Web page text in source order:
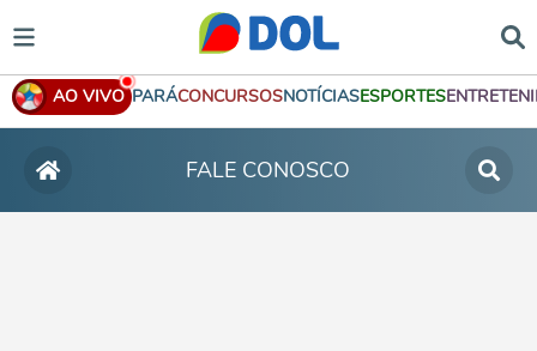
AO VIVO PARÁCONCURSOSNOTÍCIASESPORTES
FALE CONOSCO